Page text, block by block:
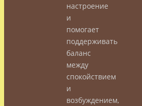
настроение
и
помогает
поддерживать
баланс
между
спокойствием
и
возбуждением,